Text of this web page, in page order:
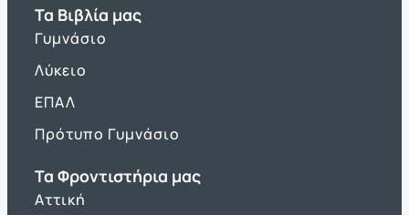
Τα Βιβλία μας
Γυμνάσιο
Λύκειο
ΕΠΑΛ
Πρότυπο Γυμνάσιο
Τα Φροντιστήρια μας
Αττική